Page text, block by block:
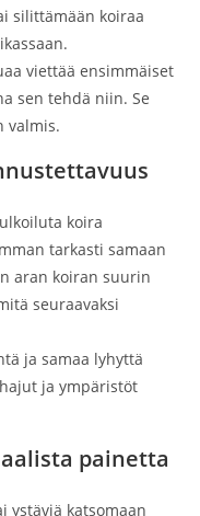
silittämään koiraa
viettää ensimmäiset
sen tehdä niin. Se
valmis.
koira
tarkasti samaan
aran koiran suurin
seuraavaksi
ja samaa lyhyttä
ja ympäristöt
painetta
ystäviä katsomaan